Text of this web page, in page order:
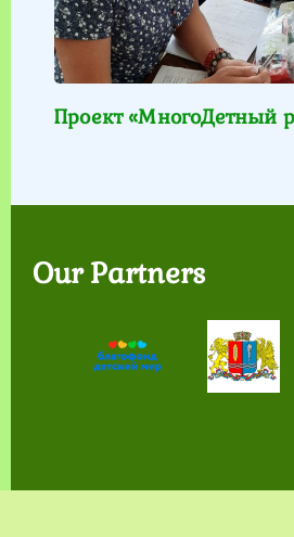
Проект «МногоДетный
Our Partners